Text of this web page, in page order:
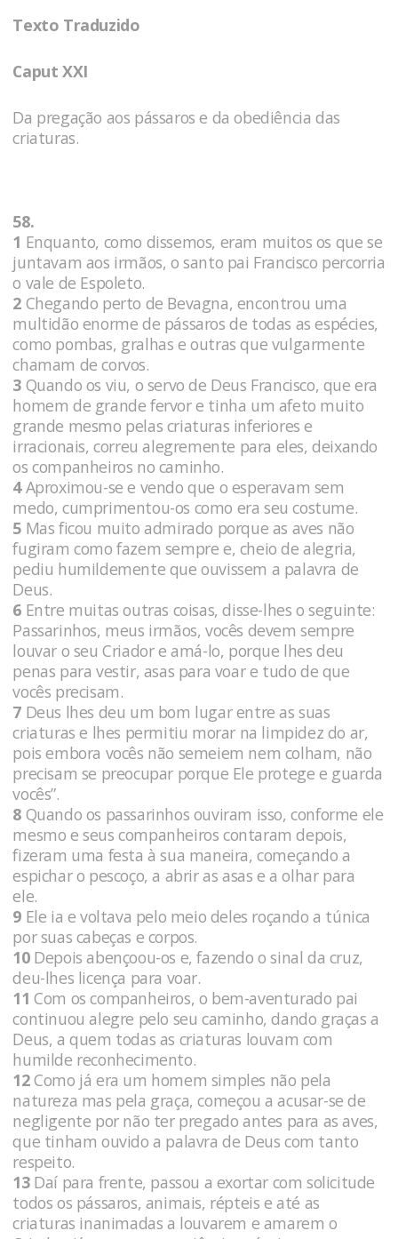
Texto Traduzido
Caput XXI
Da pregação aos pássaros e da obediência das
criaturas.
58.
1 Enquanto, como dissemos, eram muitos os que se
juntavam aos irmãos, o santo pai Francisco percorria
o vale de Espoleto.
2 Chegando perto de Bevagna, encontrou uma
multidão enorme de pássaros de todas as espécies,
como pombas, gralhas e outras que vulgarmente
chamam de corvos.
3 Quando os viu, o servo de Deus Francisco, que era
homem de grande fervor e tinha um afeto muito
grande mesmo pelas criaturas inferiores e
irracionais, correu alegremente para eles, deixando
os companheiros no caminho.
4Aproximou-se e vendo que o esperavam sem
medo, cumprimentou-os como era seu costume.
5 Mas ficou muito admirado porque as aves não
fugiram como fazem sempre e, cheio de alegria,
pediu humildemente que ouvissem a palavra de
Deus.
6 Entre muitas outras coisas, disse-lhes o seguinte:
Passarinhos, meus irmãos, vocês devem sempre
louvar o seu Criador e amá-lo, porque lhes deu
penas para vestir, asas para voar e tudo de que
vocês precisam.
7 Deus lhes deu um bom lugar entre as suas
criaturas e lhes permitiu morar na limpidez do ar,
pois embora vocês não semeiem nem colham, não
precisam se preocupar porque Ele protege e guarda
vocês”.
8 Quando os passarinhos ouviram isso, conforme ele
mesmo e seus companheiros contaram depois,
fizeram uma festa à sua maneira, começando a
espichar o pescoço, a abrir as asas e a olhar para
ele.
9 Ele ia e voltava pelo meio deles roçando a túnica
por suas cabeças e corpos.
10Depois abençoou-os e, fazendo o sinal da cruz,
deu-lhes licença para voar.
11 Com os companheiros, o bem-aventurado pai
continuou alegre pelo seu caminho, dando graças a
Deus, a quem todas as criaturas louvam com
humilde reconhecimento.
12Como já era um homem simples não pela
natureza mas pela graça, começou a acusar-se de
negligente por não ter pregado antes para as aves,
que tinham ouvido a palavra de Deus com tanto
respeito.
13Daí para frente, passou a exortar com solicitude
todos os pássaros, animais, répteis e até as
criaturas inanimadas a louvarem e amarem o